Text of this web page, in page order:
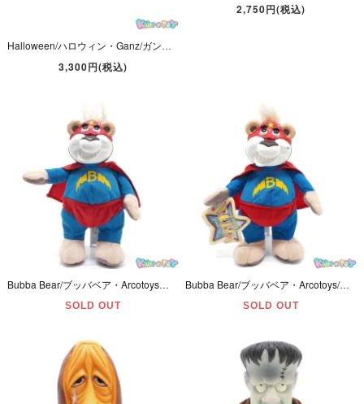
Halloween/ハロウィン・Ganz/ガンツ・10 String Light Set Decorative/テンストリングライトセット・デコラティブ/10球・海外製「Ghost/ゴースト/オバケ」
3,300円(税込)
2,750円(税込)
Bubba Bear/ブッバベア・Arcotoysアルコトイズ・Mattelマテル・トーキング・ぬいぐるみ「Mighty Bubba Plush Toy/マイティブッバ・プラッシュトイ」ダメージ有・2
SOLD OUT
Bubba Bear/ブッバベア・Arcotoys/アルコトイズ・Mattel/マテル・トーキング・ぬいぐるみ「Mighty Bubba Plush Toy/マイティブッバ・プラッシュトイ」ダメージ有
SOLD OUT